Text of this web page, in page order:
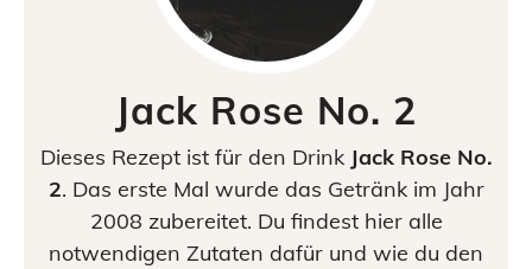
Jack Rose No. 2
Dieses Rezept ist für den Drink Jack Rose No.
2. Das erste Mal wurde das Getränk im Jahr
2008 zubereitet. Du findest hier alle
notwendigen Zutaten dafür und wie du den